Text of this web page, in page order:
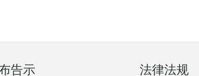
告示 法律法规